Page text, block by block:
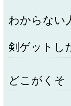
わからない
剣ゲットし
どこがくそ